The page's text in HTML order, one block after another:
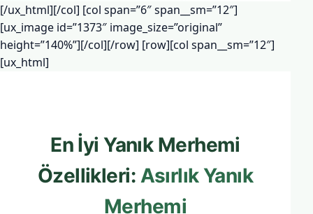
[/ux_html][/col] [col span=”6″ span__sm=”12″]
[ux_image id=”1373″ image_size=”original”
height=”140%”][/col][/row] [row][col span__sm=”12″]
[ux_html]
En İyi Yanık Merhemi
Özellikleri: Asırlık Yanık
Merhemi